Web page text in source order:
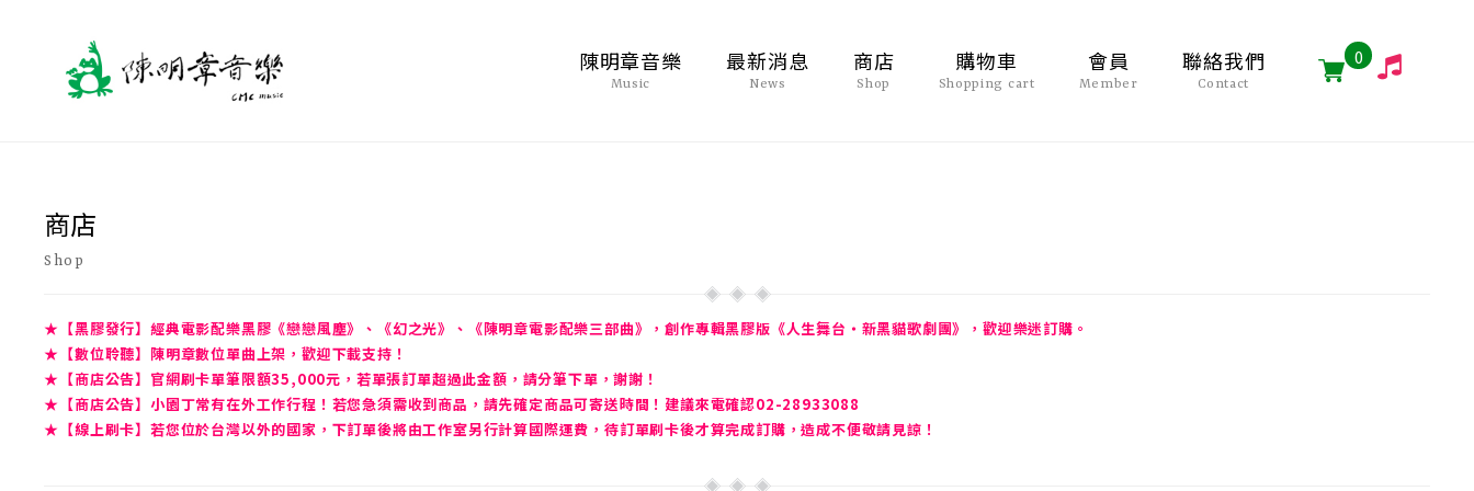
陳明章音樂
Music
最新消息
News
商店
Shop
購物車
Shopping cart
會員
Member
聯絡我們
Contact
0
商店
Shop
★【黑膠發行】經典電影配樂黑膠《戀戀風塵》、《幻之光》、《陳明章電影配樂三部曲》，創作專輯黑膠版《人生舞台・新黑貓歌劇團》，歡迎樂迷訂購。
★【數位聆聽】陳明章數位單曲上架，歡迎下載支持！
★【商店公告】官網刷卡單筆限額35,000元，若單張訂單超過此金額，請分筆下單，謝謝！
★【商店公告】小園丁常有在外工作行程！若您急須需收到商品，請先確定商品可寄送時間！建議來電確認02-28933088
★【線上刷卡】若您位於台灣以外的國家，下訂單後將由工作室另行計算國際運費，待訂單刷卡後才算完成訂購，造成不便敬請見諒！